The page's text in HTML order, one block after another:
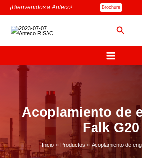
¡Bienvenidos a Anteco! Brochure
Buscar
Acoplamiento de
Falk G20
Inicio Productos Acoplamiento de
B
u
s
c
a